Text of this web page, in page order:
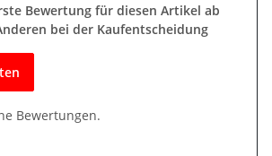
Bewertung für diesen Artikel ab
bei der Kaufentscheidung
Bewertungen.